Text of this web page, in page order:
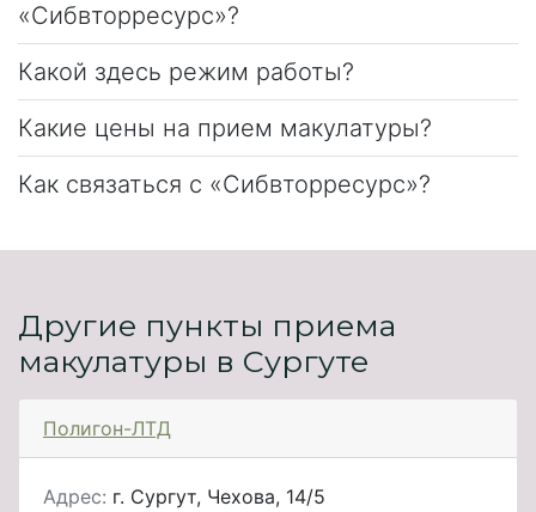
«Сибвторресурс»?
Какой здесь режим работы?
Какие цены на прием макулатуры?
Как связаться с «Сибвторресурс»?
Другие пункты приема
макулатуры в Сургуте
Полигон-ЛТД
Адрес: г. Сургут, Чехова, 14/5